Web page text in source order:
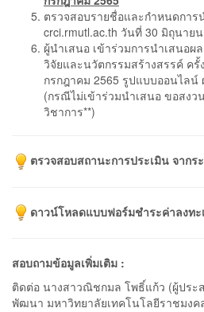
ตรวจสอบรายชื่อและกำหนดการ
crci.rmutl.ac.th วันที่ 30 มิถุนาย
ผู้นำเสนอ เข้าร่วมการนำเสนอ
วิจัยและนวัตกรรมสร้างสรรค์ ครั้
กรกฎาคม 2565 รูปแบบออนไลน์
(กรณีไม่เข้าร่วมนำเสนอ ขอสง
วิชาการ**)
ตรวจสอบสถานะการประเมิน จากร
ดาวน์โหลดแบบฟอร์มชำระค่าลงทะ
สอบถามข้อมูลเพิ่มเติม :
ติดต่อ นางสาวณิชกมล โพธิ์แก้ว (ผู้ประ
พัฒนา มหาวิทยาลัยเทคโนโลยีราชมง